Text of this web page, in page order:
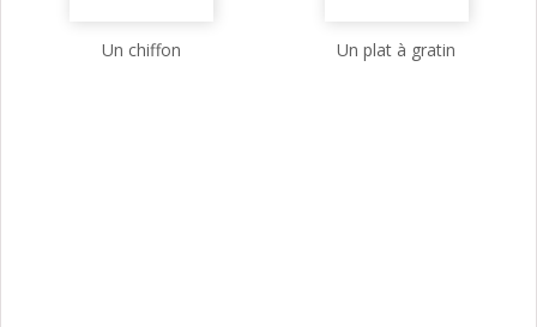
Un chiffon Un plat à gratin